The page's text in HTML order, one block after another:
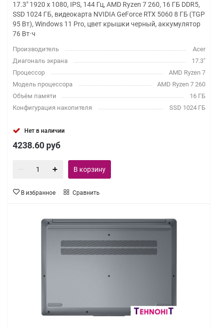
17.3" 1920 x 1080, IPS, 144 Гц, AMD Ryzen 7 260, 16 ГБ DDR5,
SSD 1024 ГБ, видеокарта NVIDIA GeForce RTX 5060 8 ГБ (TGP
95 Вт), Windows 11 Pro, цвет крышки черный, аккумулятор
76 Вт·ч
Производитель
Acer
Диагональ экрана
17.3"
Процессор
AMD Ryzen 7
Модель процессора
AMD Ryzen 7 260
Объём памяти
16 ГБ
Конфигурация накопителя
SSD 1024 ГБ
Нет в наличии
4238.60 руб
В корзину
В избранное Сравнить